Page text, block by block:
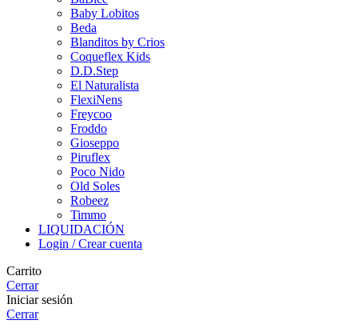
Baby Lobitos
Beda
Blanditos by Crios
Coqueflex Kids
D.D.Step
El Naturalista
FlexiNens
Freycoo
Froddo
Gioseppo
Piruflex
Poco Nido
Old Soles
Robeez
Timmo
LIQUIDACIÓN
Login / Crear cuenta
Carrito
Cerrar
Iniciar sesión
Cerrar